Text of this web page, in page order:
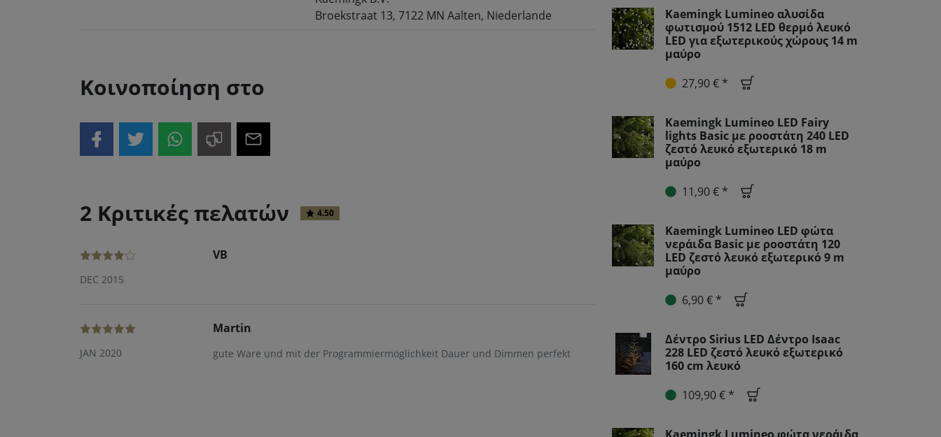
Broekstraat 13, 7122 MN Aalten, Niederlande
Κοινοποίηση στο
2 Κριτικές πελατών 4.50
DEC 2015
VB
JAN 2020
Martin
gute Ware und mit der Programmiermöglichkeit Dauer und Dimmen perfekt
Kaemingk Lumineo αλυσίδα
φωτισμού 1512 LED θερμό λευκό
LED για εξωτερικούς χώρους 14 m
μαύρο
27,90 € *
Kaemingk Lumineo LED Fairy
lights Basic με ροοστάτη 240 LED
ζεστό λευκό εξωτερικό 18 m
μαύρο
11,90 € *
Kaemingk Lumineo LED φώτα
νεράιδα Basic με ροοστάτη 120
LED ζεστό λευκό εξωτερικό 9 m
μαύρο
6,90 € *
Δέντρο Sirius LED Δέντρο Isaac
228 LED ζεστό λευκό εξωτερικό
160 cm λευκό
109,90 € *